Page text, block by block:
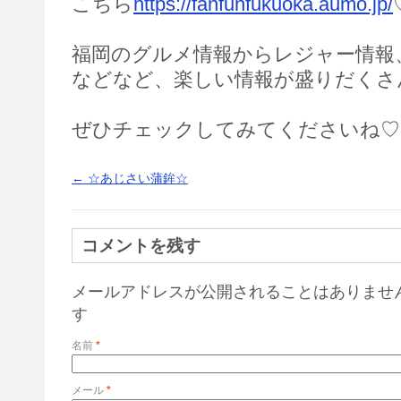
福岡のグルメ情報からレジャー情
などなど、楽しい情報が盛りだく
ぜひチェックしてみてくださいね♡
← ☆あじさい蒲鉾☆
コメントを残す
メールアドレスが公開されることはありませ
す
名前 *
メール *